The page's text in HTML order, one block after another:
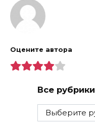
Оцените автора
Все рубрики
Все
рубрики